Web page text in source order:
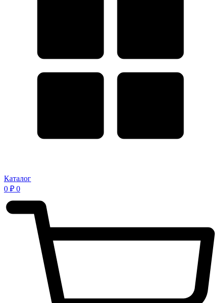
Каталог
0 ₽ 0